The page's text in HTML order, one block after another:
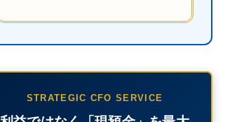
STRATEGIC CFO SERVICE